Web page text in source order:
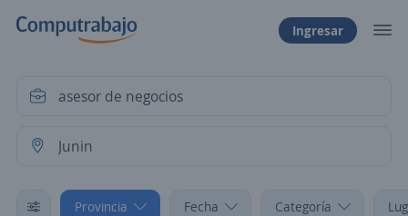
Ingresar
Provincia Fecha Categoría